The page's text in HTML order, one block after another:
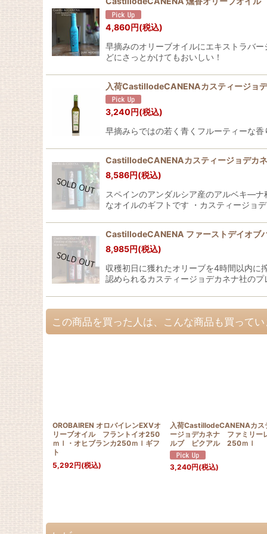
4,860円(税込)
早摘みのオリーブオイルにエキストラバ
どにさっとかけてもおいしい！
入荷CastillodeCANENAカスティージ
3,240円(税込)
早摘みらではの若く青くフルーティーな
CastillodeCANENAカスティージョデカ
8,586円(税込)
スペインのアンダルシア産のアルベキ―
なオイルのギフトです ・カスティージョ
CastillodeCANENA ファーストデイオブ
8,985円(税込)
収穫初日に獲れたオリーブを4時間以内に
認められるカスティージョデカネナ社の
この商品を買った人は、こんな商品も買って
OROBAIREN オロバイレンEXVオ
リーブオイル フラントイオ250
ｍｌ・オヒブランカ250ｍｌギフ
ト
5,292円(税込)
入荷CastillodeCANENAカス
ージョデカネナ ファミリー
ルブ ピクアル 250ｍｌ
3,240円(税込)